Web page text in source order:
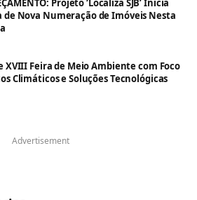
Projeto ‘Localiza SJB’ Inicia
de Nova Numeração de Imóveis Nesta
XVIII Feira de Meio Ambiente com Foco
Climáticos e Soluções Tecnológicas
Advertisement